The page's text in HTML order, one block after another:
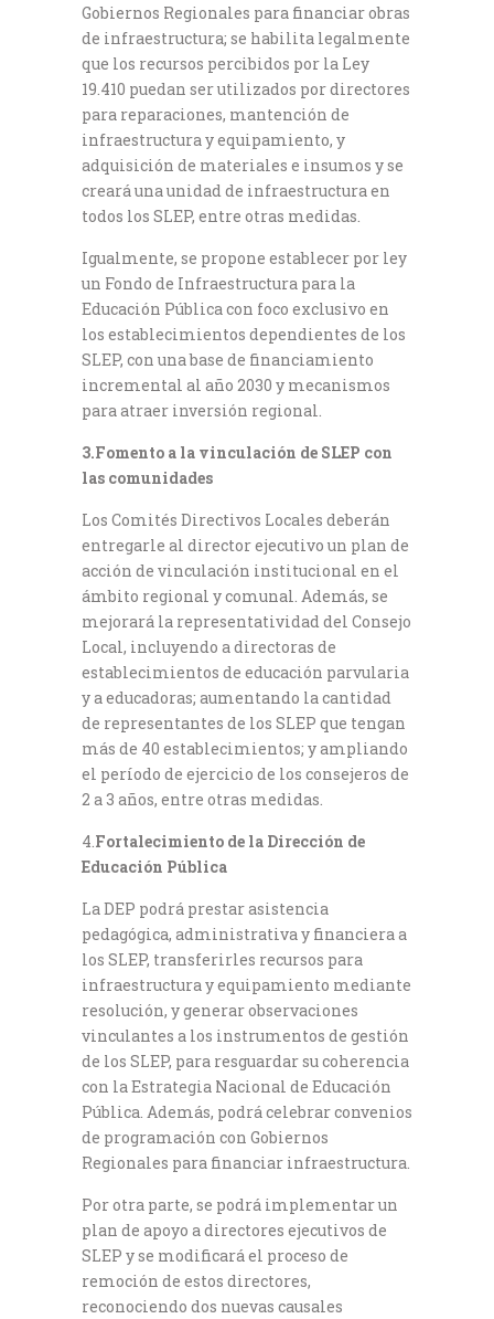
Gobiernos Regionales para financiar obras
de infraestructura; se habilita legalmente
que los recursos percibidos por la Ley
19.410 puedan ser utilizados por directores
para reparaciones, mantención de
infraestructura y equipamiento, y
adquisición de materiales e insumos y se
creará una unidad de infraestructura en
todos los SLEP, entre otras medidas.
Igualmente, se propone establecer por ley
un Fondo de Infraestructura para la
Educación Pública con foco exclusivo en
los establecimientos dependientes de los
SLEP, con una base de financiamiento
incremental al año 2030 y mecanismos
para atraer inversión regional.
3.Fomento a la vinculación de SLEP con
las comunidades
Los Comités Directivos Locales deberán
entregarle al director ejecutivo un plan de
acción de vinculación institucional en el
ámbito regional y comunal. Además, se
mejorará la representatividad del Consejo
Local, incluyendo a directoras de
establecimientos de educación parvularia
y a educadoras; aumentando la cantidad
de representantes de los SLEP que tengan
más de 40 establecimientos; y ampliando
el período de ejercicio de los consejeros de
2 a 3 años, entre otras medidas.
4.Fortalecimiento de la Dirección de
Educación Pública
La DEP podrá prestar asistencia
pedagógica, administrativa y financiera a
los SLEP, transferirles recursos para
infraestructura y equipamiento mediante
resolución, y generar observaciones
vinculantes a los instrumentos de gestión
de los SLEP, para resguardar su coherencia
con la Estrategia Nacional de Educación
Pública. Además, podrá celebrar convenios
de programación con Gobiernos
Regionales para financiar infraestructura.
Por otra parte, se podrá implementar un
plan de apoyo a directores ejecutivos de
SLEP y se modificará el proceso de
remoción de estos directores,
reconociendo dos nuevas causales